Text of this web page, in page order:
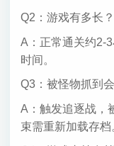
Q2：游戏有多长？
A：正常通关约2-
时间。
Q3：被怪物抓到
A：触发追逐战，
束需重新加载存档